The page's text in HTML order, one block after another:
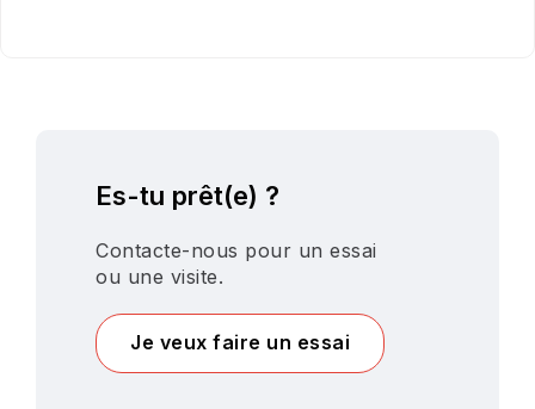
Es-tu prêt(e) ?
Contacte-nous pour un essai
ou une visite.
Je veux faire un essai